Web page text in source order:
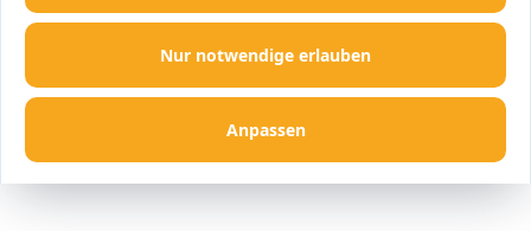
Nur notwendige erlauben
Anpassen